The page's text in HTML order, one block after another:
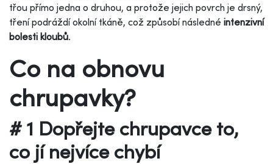
třou přímo jedna o druhou, a protože jejich povrch je drsný,
tření podráždí okolní tkáně, což způsobí následné intenzivní
bolesti kloubů.
Co na obnovu
chrupavky?
# 1 Dopřejte chrupavce to,
co jí nejvíce chybí